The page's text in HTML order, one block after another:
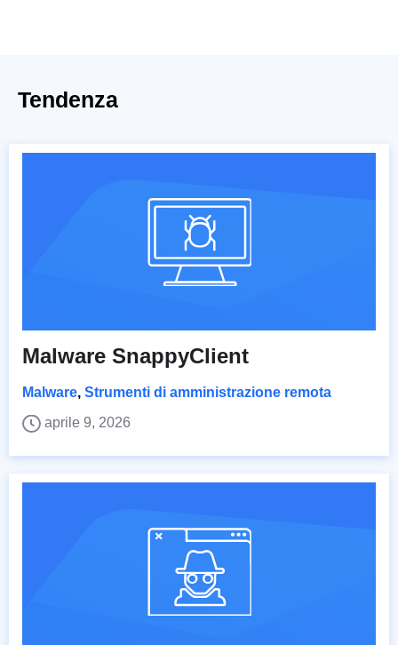
Tendenza
Malware SnappyClient
Malware, Strumenti di amministrazione remota
aprile 9, 2026